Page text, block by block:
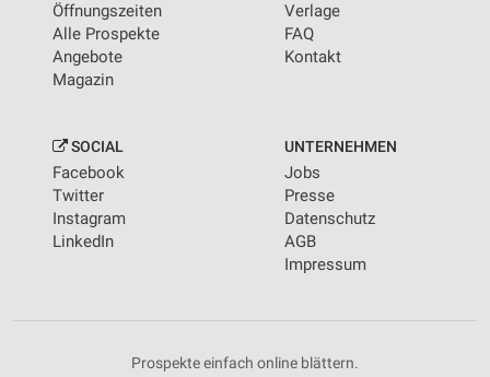
Öffnungszeiten
Alle Prospekte
Angebote
Magazin
Verlage
FAQ
Kontakt
SOCIAL
Facebook
Twitter
Instagram
LinkedIn
UNTERNEHMEN
Jobs
Presse
Datenschutz
AGB
Impressum
Prospekte einfach online blättern.